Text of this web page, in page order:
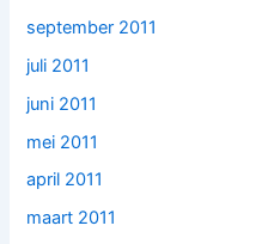
september 2011
juli 2011
juni 2011
mei 2011
april 2011
maart 2011